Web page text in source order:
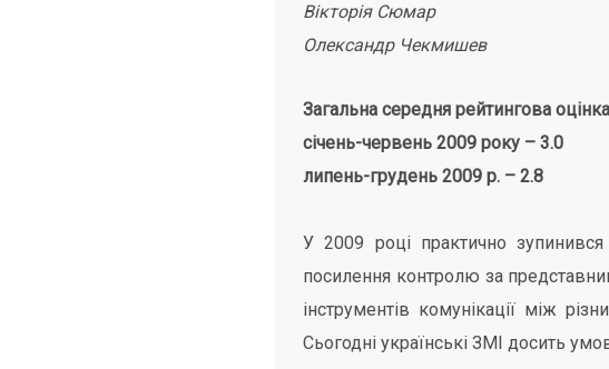
Вікторія Сюмар
Олександр Чекмишев
Загальна середня рейтингова
січень-червень 2009 року – 3.0
липень-грудень 2009 р. – 2.8
У 2009 році практично
посилення контролю за
інструментів комунікації між
Сьогодні українські ЗМІ досить